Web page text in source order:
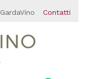
GardaVino Contatti